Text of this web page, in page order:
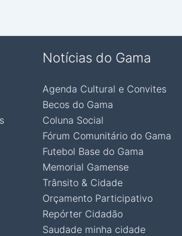
Notícias do Gama
Agenda Cultural e Convites
Becos do Gama
Coluna Social
Fórum Comunitário do Gama
Futebol Base do Gama
Memorial Gamense
Trânsito & Cidade
Orçamento Participativo
Repórter Cidadão
Saudade minha cidade